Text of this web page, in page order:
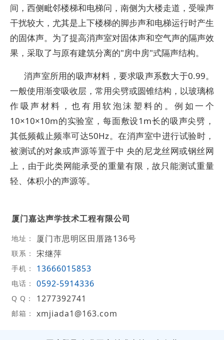
间，西侧毗邻楼梯和电梯问，南侧为大楼走道，受噪声
干扰较大，尤其是上下楼梯的脚步声和电梯运行时产生
的固体声。为了提高消声室对固体声和空气声的隔声效
果，采取了与原有建筑分离的"房中房"式隔声结构。
消声室所用的吸声材料，要求吸声系数大于0.99。
一般使用渐变吸收层，常用尖劈或圆锥结构，以玻璃棉
作吸声材料，也有用软泡沫塑料的。例如一个
10×10×10m的实验室，每面敷设1m长的吸声尖劈，
其低频截止频率可达50Hz。在消声室中进行试验时，
被测试的对象或声源等置于中 央的尼龙丝网或钢丝网
上，由于此类网能承受的重量有限，故只能测试重量
轻、体积小的声源等。
厦门嘉达声学技术工程有限公司
地址： 厦门市思明区田厝路136号
联系： 宋继萍
手机： 13666015853
电话： 0592-5914336
Q Q： 1277392741
邮箱： xmjiada1@163.com